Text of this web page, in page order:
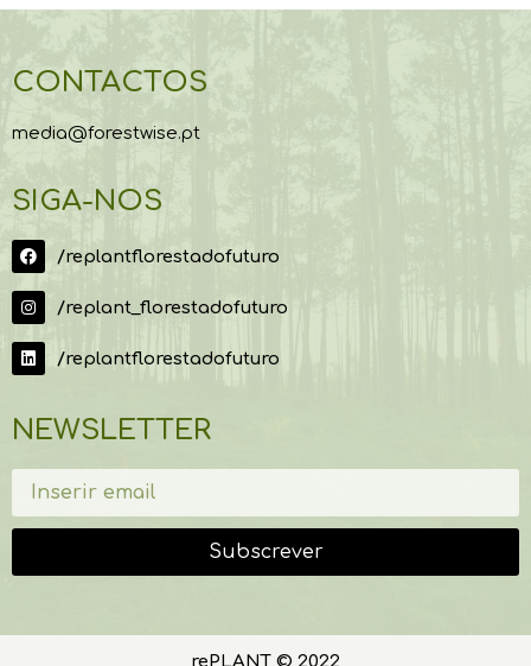
CONTACTOS
media@forestwise.pt
SIGA-NOS
/replantflorestadofuturo
/replant_florestadofuturo
/replantflorestadofuturo
NEWSLETTER
Subscrever